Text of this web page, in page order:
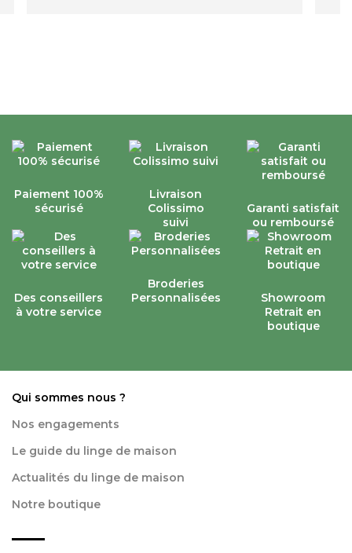
Paiement 100%
sécurisé
Livraison
Colissimo
suivi
Garanti satisfait
ou remboursé
Des conseillers
à votre service
Broderies
Personnalisées
Showroom
Retrait en
boutique
Qui sommes nous ?
Nos engagements
Le guide du linge de maison
Actualités du linge de maison
Notre boutique